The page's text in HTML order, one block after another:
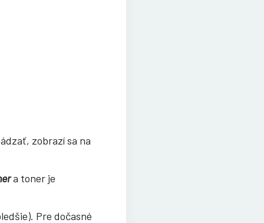
zobrazí sa na
a toner je
Pre dočasné